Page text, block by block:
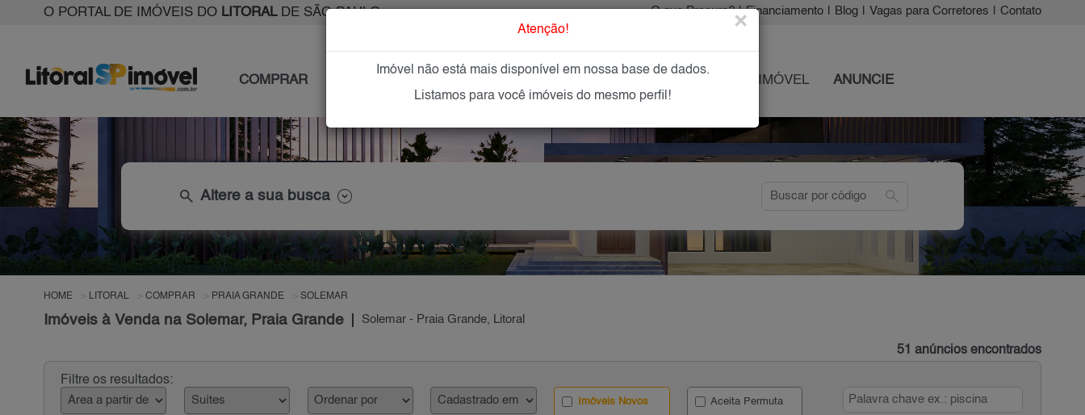
O PORTAL DE IMÓVEIS DO LITORALDE SÃO PAULO O que Procura? | Financiamento Blog Vagas para Corretores Contato
COMPRAR IMÓVEIS NOVOS OFEREÇA SEU IMÓVEL ANUNCIE
search Altere a sua busca search
HOME LITORAL COMPRAR PRAIA GRANDE SOLEMAR
Imóveis à Venda na Solemar, Praia Grande Solemar - Praia Grande, Litoral
51 anúncios encontrados
Filtre os resultados:
Imóveis Novos Aceita Permuta
Atenção! ×
Imóvel não está mais disponível em nossa base de dados.
Listamos para você imóveis do mesmo perfil!